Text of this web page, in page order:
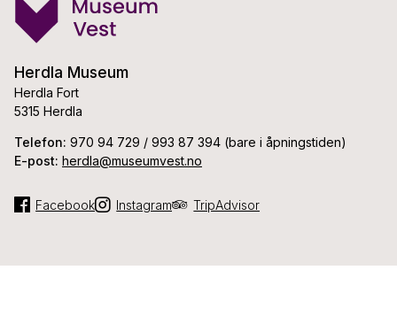
Herdla Museum
Herdla Fort
5315 Herdla
Telefon: 970 94 729 / 993 87 394 (bare i åpningstiden)
E-post: herdla@museumvest.no
Facebook Instagram TripAdvisor